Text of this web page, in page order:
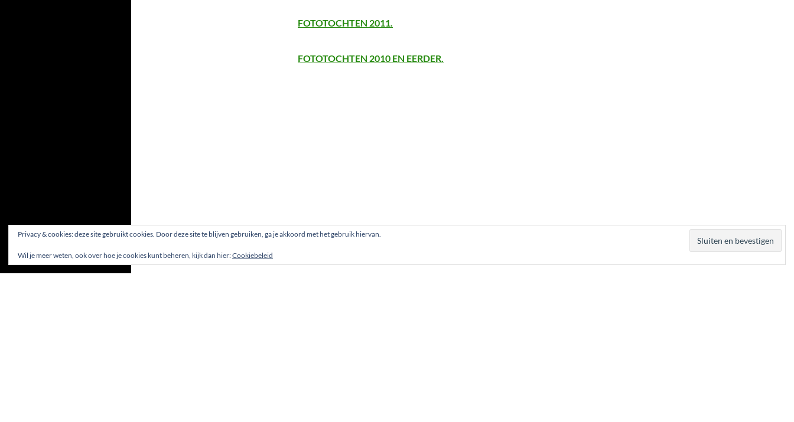
FOTOTOCHTEN 2011.
FOTOTOCHTEN 2010 EN EERDER.
Privacy & cookies: deze site gebruikt cookies. Door deze site te blijven gebruiken, ga je akkoord met het gebruik hiervan.
Wil je meer weten, ook over hoe je cookies kunt beheren, kijk dan hier:Cookiebeleid